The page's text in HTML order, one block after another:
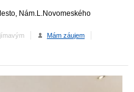
Nám.L.Novomeského
Mám záujem